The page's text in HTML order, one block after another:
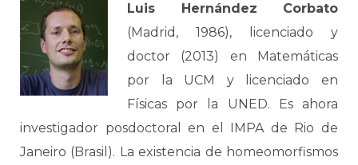
Luis Hernández Corbato
(Madrid, 1986), licenciado y
doctor (2013) en Matemáticas
por la UCM y licenciado en
Físicas por la UNED. Es ahora
investigador posdoctoral en el IMPA de Rio de
Janeiro (Brasil). La existencia de homeomorfismos